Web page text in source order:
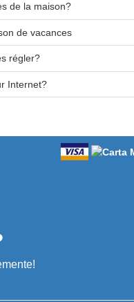
de la maison?
de vacances
régler?
Internet?